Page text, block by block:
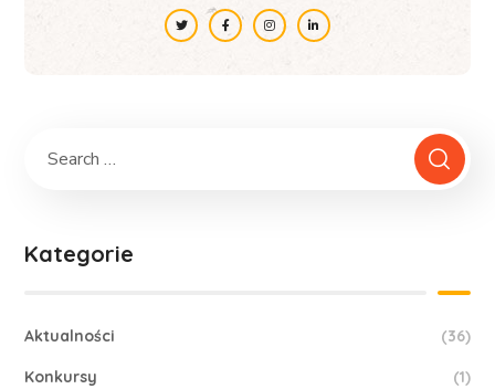
Kategorie
Aktualności (36)
Konkursy (1)